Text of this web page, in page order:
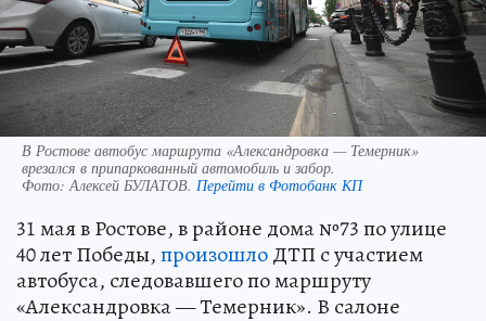
В Ростове автобус маршрута «Александровка — Темерник»
врезался в припаркованный автомобиль и забор.
Фото:Алексей БУЛАТОВ. Перейти в Фотобанк КП
31 мая в Ростове, в районе дома №73 по улице
40 лет Победы,произошлоДТП с участием
автобуса, следовавшего по маршруту
«Александровка — Темерник». В салоне